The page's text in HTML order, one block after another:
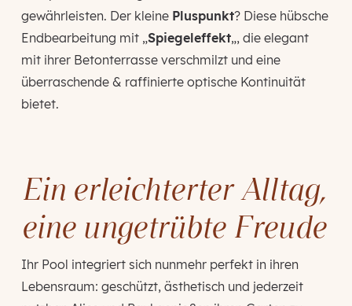
gewährleisten. Der kleine Pluspunkt? Diese hübsche
Endbearbeitung mit „Spiegeleffekt„, die elegant
mit ihrer Betonterrasse verschmilzt und eine
überraschende & raffinierte optische Kontinuität
bietet.
Ein erleichterter Alltag,
eine ungetrübte Freude
Ihr Pool integriert sich nunmehr perfekt in ihren
Lebensraum: geschützt, ästhetisch und jederzeit